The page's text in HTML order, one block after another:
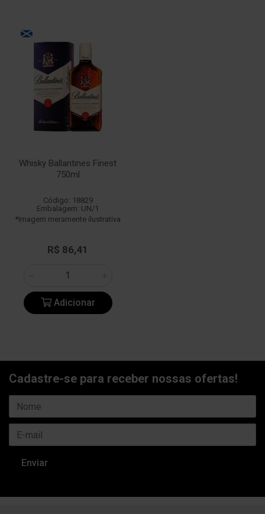
Whisky Ballantines Finest
750ml
Código: 18829
Embalagem: UN/1
*Imagem meramente ilustrativa
R$ 86,41
Adicionar
Cadastre-se para receber nossas ofertas!